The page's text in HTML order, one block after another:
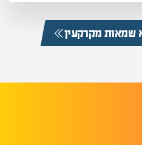
שמאות מקרקעין